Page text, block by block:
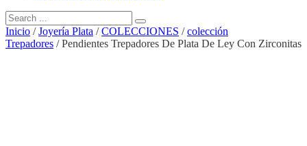
Inicio /Joyería Plata /COLECCIONES /colección
Trepadores / Pendientes Trepadores De Plata De Ley Con Zirconitas